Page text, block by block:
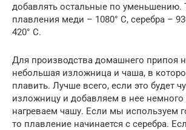
добавлять остальные по уменьшению.
плавления меди – 1080° С, серебра –
420° С.
Для производства домашнего припоя
небольшая изложница и чаша, в
плавить. Лучше всего, если это будет
изложницу и добавляем в нее немного
нагреваем чашу. Если мы используем
то плавление начинается с серебра.